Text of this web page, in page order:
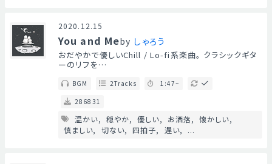
2020.12.15
You and Meby しゃろう
おだやかで優しいChill / Lo-fi系楽曲。 クラシックギタ
ーのリフを…
BGM 2Tracks
1:47~
286831
温かい 穏やか 優しい お洒落
懐かしい
慎ましい
切ない 四拍子 遅い ...